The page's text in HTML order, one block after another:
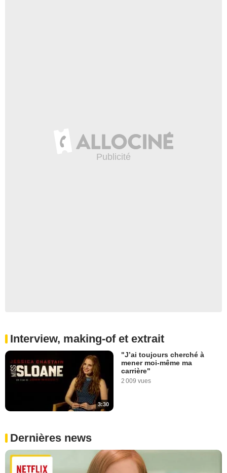
Interview, making-of et extrait
3:30
"J’ai toujours cherché à
mener moi-même ma
carrière"
2 009 vues
Dernières news